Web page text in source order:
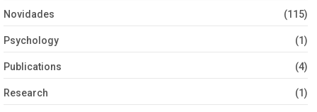
Novidades (115)
Psychology (1)
Publications (4)
Research (1)